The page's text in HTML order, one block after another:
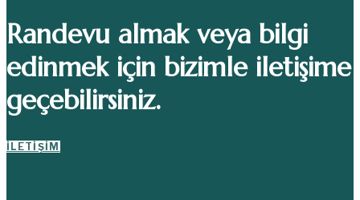
Randevu almak veya bilgi
edinmek için bizimle iletişime
geçebilirsiniz.
İLETIŞIM